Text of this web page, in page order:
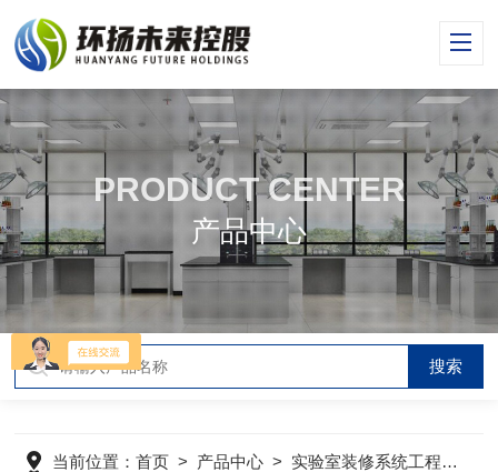
PRODUCT CENTER
产品中心
当前位置：首页 > 产品中心 > 实验室装修系统工程>